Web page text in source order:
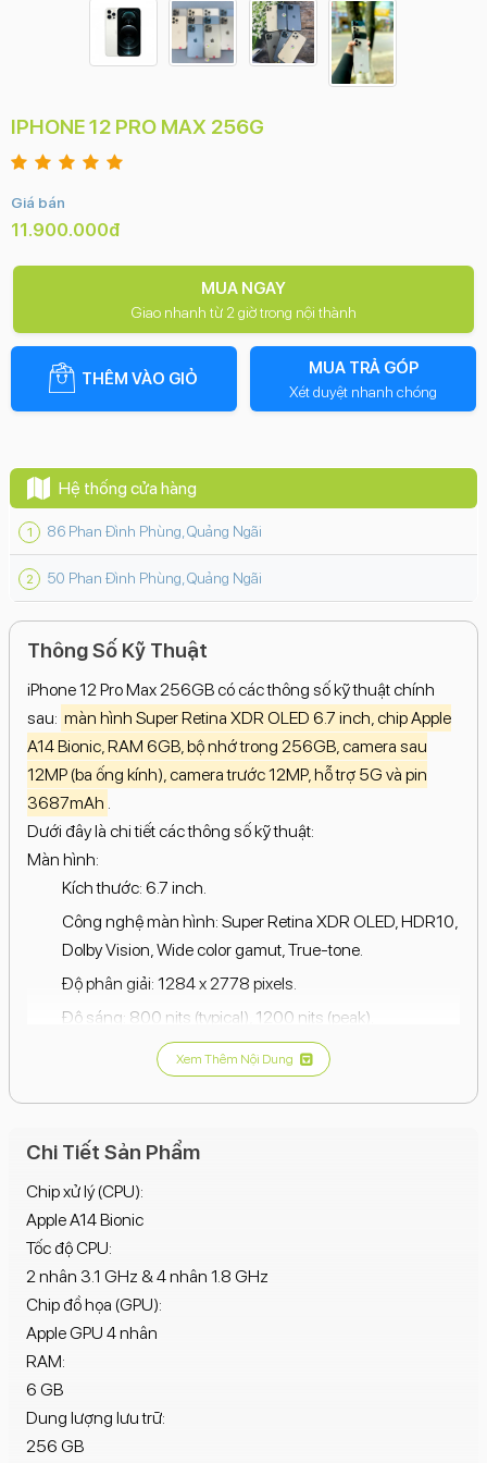
IPHONE 12 PRO MAX 256G
Giá bán
11.900.000đ
MUA NGAY
Giao nhanh từ 2 giờ trong nội thành
THÊM VÀO GIỎ
MUA TRẢ GÓP
Xét duyệt nhanh chóng
Hệ thống cửa hàng
86 Phan Đình Phùng, Quảng Ngãi
50 Phan Đình Phùng, Quảng Ngãi
Chi Tiết Sản Phẩm
Chip xử lý (CPU):
Apple A14 Bionic
Tốc độ CPU:
2 nhân 3.1 GHz & 4 nhân 1.8 GHz
Chip đồ họa (GPU):
Apple GPU 4 nhân
RAM:
6 GB
Dung lượng lưu trữ:
256 GB
Thông Số Kỹ Thuật
iPhone 12 Pro Max 256GB có các thông số kỹ thuật chính
sau: màn hình Super Retina XDR OLED 6.7 inch, chip Apple
A14 Bionic, RAM 6GB, bộ nhớ trong 256GB, camera sau
12MP (ba ống kính), camera trước 12MP, hỗ trợ 5G và pin
3687mAh .
Dưới đây là chi tiết các thông số kỹ thuật:
Màn hình:
Kích thước: 6.7 inch.
Công nghệ màn hình: Super Retina XDR OLED, HDR10,
Dolby Vision, Wide color gamut, True-tone.
Độ phân giải: 1284 x 2778 pixels.
Độ sáng: 800 nits (typical), 1200 nits (peak).
CPU: 6 nhân (2 nhân 3.1 GHz & 4 nhân 1.8 GHz).
GPU: Apple GPU (4 nhân).
RAM: 6 GB.
Bộ nhớ:
Bộ nhớ trong: 256 GB, Không hỗ trợ thẻ nhớ ngoài.
Camera:
12 MP, f/1.6, 26mm (wide), 1.4µm, dual pixel PDAF,
Xem Thêm Nội Dung